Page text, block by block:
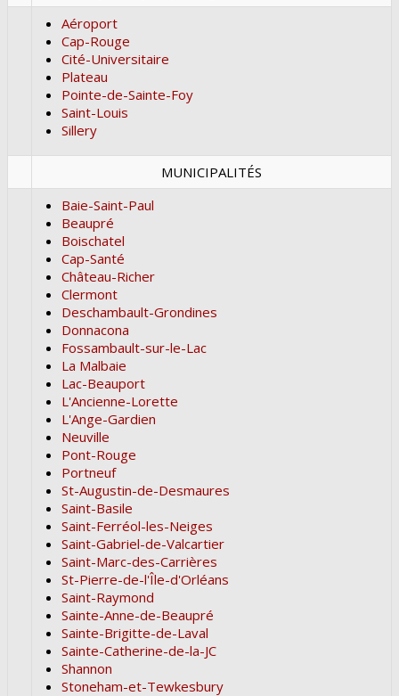
Aéroport
Cap-Rouge
Cité-Universitaire
Plateau
Pointe-de-Sainte-Foy
Saint-Louis
Sillery
MUNICIPALITÉS
Baie-Saint-Paul
Beaupré
Boischatel
Cap-Santé
Château-Richer
Clermont
Deschambault-Grondines
Donnacona
Fossambault-sur-le-Lac
La Malbaie
Lac-Beauport
L'Ancienne-Lorette
L'Ange-Gardien
Neuville
Pont-Rouge
Portneuf
St-Augustin-de-Desmaures
Saint-Basile
Saint-Ferréol-les-Neiges
Saint-Gabriel-de-Valcartier
Saint-Marc-des-Carrières
St-Pierre-de-l'Île-d'Orléans
Saint-Raymond
Sainte-Anne-de-Beaupré
Sainte-Brigitte-de-Laval
Sainte-Catherine-de-la-JC
Shannon
Stoneham-et-Tewkesbury